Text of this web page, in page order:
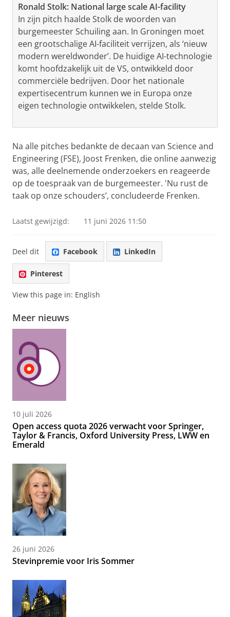
Ronald Stolk: National large scale AI-facility
In zijn pitch haalde Stolk de woorden van
burgemeester Schuiling aan. In Groningen moet
een grootschalige AI-faciliteit verrijzen, als ‘nieuw
modern wereldwonder’. De huidige AI-technologie
komt hoofdzakelijk uit de VS, ontwikkeld door
commerciële bedrijven. Door het nationale
expertisecentrum kunnen we in Europa onze
eigen technologie ontwikkelen, stelde Stolk.
Na alle pitches bedankte de decaan van Science and
Engineering (FSE), Joost Frenken, die online aanwezig
was, alle deelnemende onderzoekers en reageerde
op de toespraak van de burgemeester. 'Nu rust de
taak op onze schouders’, concludeerde Frenken.
Laatst gewijzigd: 11 juni 2026 11:50
Deel dit Facebook LinkedIn
Pinterest
View this page in: English
Meer nieuws
10 juli 2026
Open access quota 2026 verwacht voor Springer,
Taylor & Francis, Oxford University Press, LWW en
Emerald
26 juni 2026
Stevinpremie voor Iris Sommer